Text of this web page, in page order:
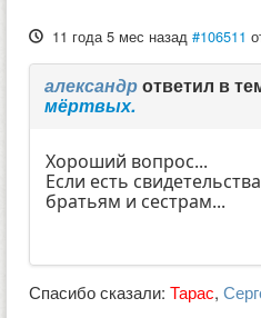
11 года 5 мес назад #106511
александрответил в
мёртвых.
Хороший вопрос...
Если есть
братьям и сестрам...
Спасибо сказали: Тарас,